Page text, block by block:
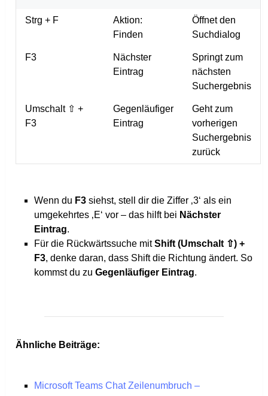
Strg + F
Aktion:
Finden
Öffnet den
Suchdialog
F3
Nächster
Eintrag
Springt zum
nächsten
Suchergebnis
Umschalt ⇧ +
F3
Gegenläufiger
Eintrag
Geht zum
vorherigen
Suchergebnis
zurück
Wenn du F3siehst, stell dir die Ziffer ‚3‘ als ein
umgekehrtes ‚E‘ vor – das hilft bei Nächster
Eintrag.
Für die Rückwärtssuche mitShift (Umschalt ⇧) +
F3, denke daran, dass Shift die Richtung ändert. So
kommst du zu Gegenläufiger Eintrag.
Ähnliche Beiträge:
Microsoft Teams Chat Zeilenumbruch –